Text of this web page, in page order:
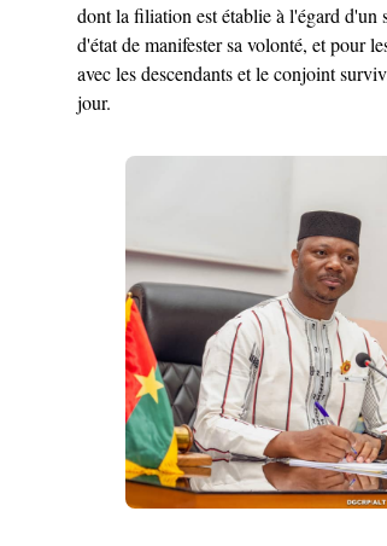
dont la filiation est établie à l'égard d'un
d'état de manifester sa volonté, et pour
avec les descendants et le conjoint
jour.